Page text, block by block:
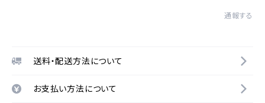
通報する
送料・配送方法について
お支払い方法について